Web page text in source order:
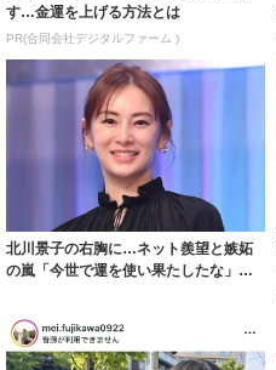
す…金運を上げる方法とは
PR(合同会社デジタルファーム )
北川景子の右胸に…ネット羨望と嫉妬
の嵐「今世で運を使い果たしたな」